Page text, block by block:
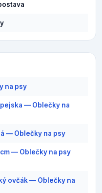
na psy
— Oblečky na
— Oblečky na psy
— Oblečky na psy
ovčák — Oblečky na